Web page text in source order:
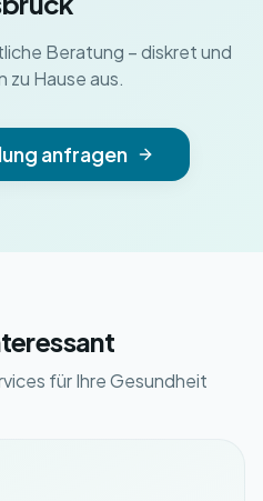
Beratung – diskret und
zu Hause aus.
anfragen
für Ihre Gesundheit